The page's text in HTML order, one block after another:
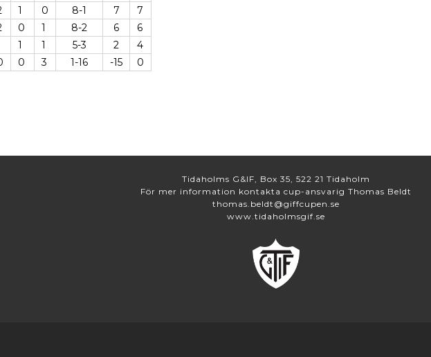
1 0 8-1 7
7
0 1 8-2 6
6
1 1 5-3 2
4
0 3 1-16 -15 0
Tidaholms G&IF, Box 35, 522 21 Tidaholm
För mer information kontakta cup-ansvarig Thomas Beldt
thomas.beldt@giffcupen.se
www.tidaholmsgif.se